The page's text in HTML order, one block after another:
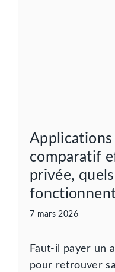
comparatif
privée,
7 mars 2026
Faut-il payer un
pour retrouver